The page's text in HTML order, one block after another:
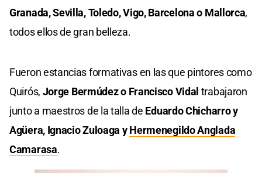
Granada, Sevilla, Toledo, Vigo, Barcelona o Mallorca,
todos ellos de gran belleza.
Fueron estancias formativas en las que pintores como
Quirós, Jorge Bermúdez o Francisco Vidal trabajaron
junto a maestros de la talla de Eduardo Chicharro y
Agüera, Ignacio Zuloaga yHermenegildo Anglada
Camarasa.